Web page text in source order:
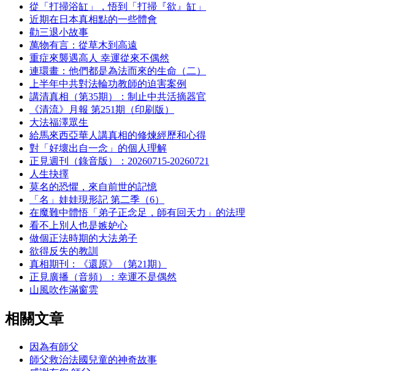
從「打掃浴缸」，悟到「打掃『欲』缸」
近期在日本真相點的一些體會
勸三退小故事
萬物有言：從草木到高遠
重症來襲遇高人 幸運從來不偶然
連環畫：他們都是為法而來的生命（二）
上半年中共對法輪功教師的迫害案例
講清真相（第35期）：制止中共活摘器官
《清流》月報 第251期（印刷版）
大法福澤眾生
給馬來西亞華人講真相的修煉經歷和心得
對「好壞出自一念」的個人理解
正見週刊（錄音版）：20260715-20260721
人生抉擇
莫名的恐懼，來自前世的記憶
「名」娃娃現形記 第二季（6）
在魔難中體悟「弟子正念足，師有回天力」的法理
看不上別人也是嫉妒心
做個正法時期的大法弟子
欲得反失的教訓
真相期刊：《還原》（第21期）
正見廣播（音頻）：幸運不是偶然
山風吹作滿窗雲
相關文章
因為有師父
師父救治法國兒童的神奇故事